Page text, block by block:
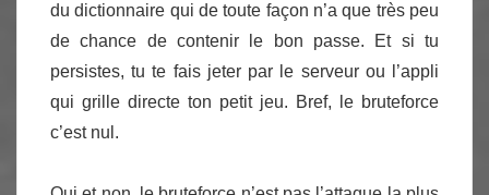
du dictionnaire qui de toute façon n’a que très peu
de chance de contenir le bon passe. Et si tu
persistes, tu te fais jeter par le serveur ou l’appli
qui grille directe ton petit jeu. Bref, le bruteforce
c’est nul.